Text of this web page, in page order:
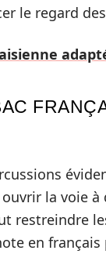
le regard
la voie à
restreindre
en